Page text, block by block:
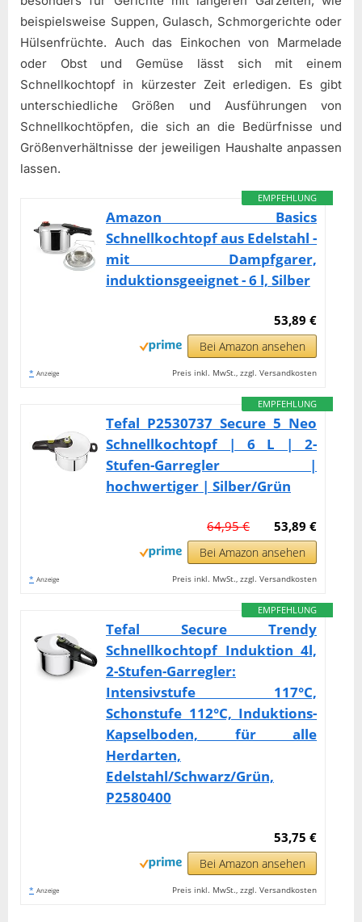
beispielsweise Suppen, Gulasch, Schmorgerichte oder
Hülsenfrüchte. Auch das Einkochen von Marmelade
oder Obst und Gemüse lässt sich mit einem
Schnellkochtopf in kürzester Zeit erledigen. Es gibt
unterschiedliche Größen und Ausführungen von
Schnellkochtöpfen, die sich an die Bedürfnisse und
Größenverhältnisse der jeweiligen Haushalte anpassen
lassen.
EMPFEHLUNG
Amazon Basics
Schnellkochtopf aus Edelstahl -
mit Dampfgarer,
induktionsgeeignet - 6 l, Silber
53,89 €
Bei Amazon ansehen
* Anzeige Preis inkl. MwSt., zzgl. Versandkosten
EMPFEHLUNG
Tefal P2530737 Secure 5 Neo
Schnellkochtopf | 6 L | 2-
Stufen-Garregler |
hochwertiger | Silber/Grün
53,89 €
64,95 €
Bei Amazon ansehen
* Anzeige Preis inkl. MwSt., zzgl. Versandkosten
EMPFEHLUNG
Tefal Secure Trendy
Schnellkochtopf Induktion 4l,
2-Stufen-Garregler:
Intensivstufe 117°C,
Schonstufe 112°C, Induktions-
Kapselboden, für alle
Herdarten,
Edelstahl/Schwarz/Grün,
P2580400
53,75 €
Bei Amazon ansehen
* Anzeige Preis inkl. MwSt., zzgl. Versandkosten